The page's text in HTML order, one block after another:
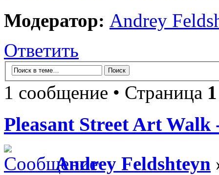
Модератор: Andrey
Ответить
1 сообщение • Страница 1
Pleasant Street Art Walk
Andrey Feldshteyn